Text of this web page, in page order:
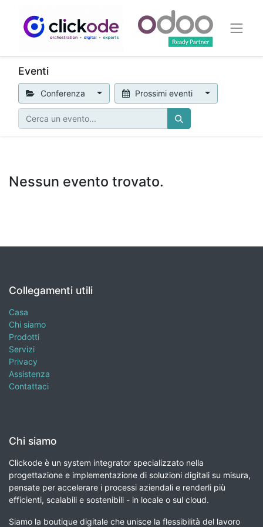
Eventi
Conferenza Prossimi eventi
Nessun evento trovato.
Collegamenti utili
Casa
Chi siamo
Prodotti
Servizi
Privacy
Assistenza
Contattaci
Chi siamo
Clickode è un system integrator specializzato nella
progettazione e implementazione di soluzioni digitali su misura,
pensate per accelerare i processi aziendali e renderli più
efficienti, scalabili e sostenibili - in locale o sul cloud.
Siamo la boutique digitale che unisce la flessibilità del lavoro